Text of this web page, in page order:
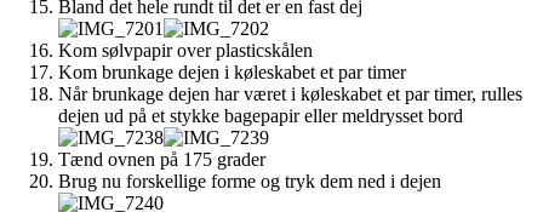
Bland det hele rundt til det er en fast dej
Kom sølvpapir over plasticskålen
Kom brunkage dejen i køleskabet et par timer
Når brunkage dejen har været i køleskabet et par timer, rulles
dejen ud på et stykke bagepapir eller meldrysset bord
Tænd ovnen på 175 grader
Brug nu forskellige forme og tryk dem ned i dejen